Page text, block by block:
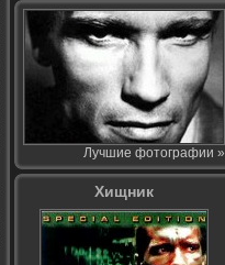
Лучшие фотографии »
Хищник